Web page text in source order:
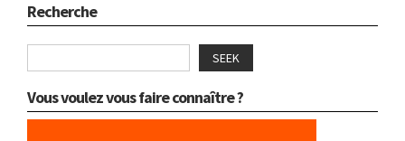
Recherche
SEEK
Vous voulez vous faire connaître ?